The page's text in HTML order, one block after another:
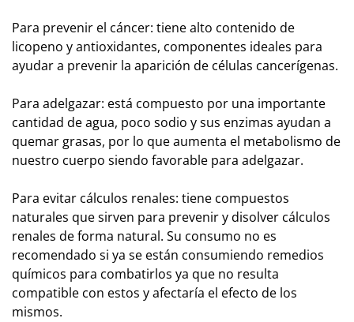
Para prevenir el cáncer: tiene alto contenido de
licopeno y antioxidantes, componentes ideales para
ayudar a prevenir la aparición de células cancerígenas.
Para adelgazar: está compuesto por una importante
cantidad de agua, poco sodio y sus enzimas ayudan a
quemar grasas, por lo que aumenta el metabolismo de
nuestro cuerpo siendo favorable para adelgazar.
Para evitar cálculos renales: tiene compuestos
naturales que sirven para prevenir y disolver cálculos
renales de forma natural. Su consumo no es
recomendado si ya se están consumiendo remedios
químicos para combatirlos ya que no resulta
compatible con estos y afectaría el efecto de los
mismos.